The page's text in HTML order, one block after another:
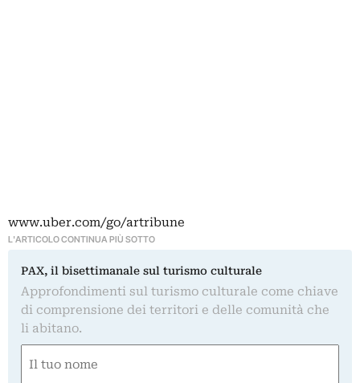
www.uber.com/go/artribune
L'ARTICOLO CONTINUA PIÙ SOTTO
PAX, il bisettimanale sul turismo culturale
Approfondimenti sul turismo culturale come chiave
di comprensione dei territori e delle comunità che
li abitano.
(Obbligatorio)